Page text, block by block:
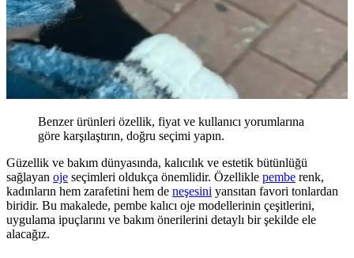
Benzer ürünleri özellik, fiyat ve kullanıcı yorumlarına
göre karşılaştırın, doğru seçimi yapın.
Güzellik ve bakım dünyasında, kalıcılık ve estetik bütünlüğü
sağlayan oje seçimleri oldukça önemlidir. Özellikle pembe renk,
kadınların hem zarafetini hem de neşesini yansıtan favori tonlardan
biridir. Bu makalede, pembe kalıcı oje modellerinin çeşitlerini,
uygulama ipuçlarını ve bakım önerilerini detaylı bir şekilde ele
alacağız.